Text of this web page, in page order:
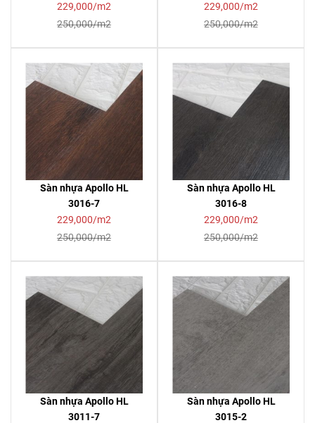
229,000/m2
250,000/m2
229,000/m2
250,000/m2
Sàn nhựa Apollo HL
3016-7
229,000/m2
250,000/m2
Sàn nhựa Apollo HL
3016-8
229,000/m2
250,000/m2
Sàn nhựa Apollo HL
3011-7
Sàn nhựa Apollo HL
3015-2